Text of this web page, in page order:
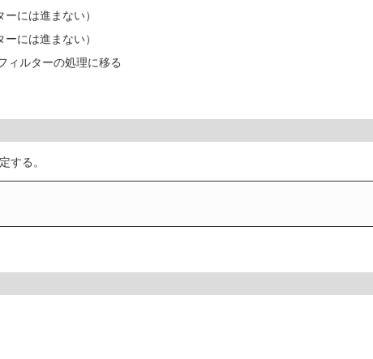
には進まない）
には進まない）
ィルターの処理に移る
する。